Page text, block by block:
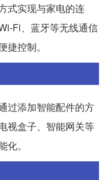
式实现与家电的连
Fi、蓝牙等无线通信
控制。
过添加智能配件的方
视盒子、智能网关等
。